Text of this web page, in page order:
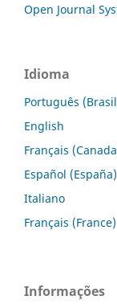
Open Journal
Idioma
Português
English
Français
Español (España)
Italiano
Français (France)
Informações